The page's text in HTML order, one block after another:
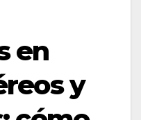
en
y